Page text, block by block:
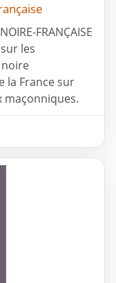
FRANҪAISE
les
noire
la France sur
maçonniques.